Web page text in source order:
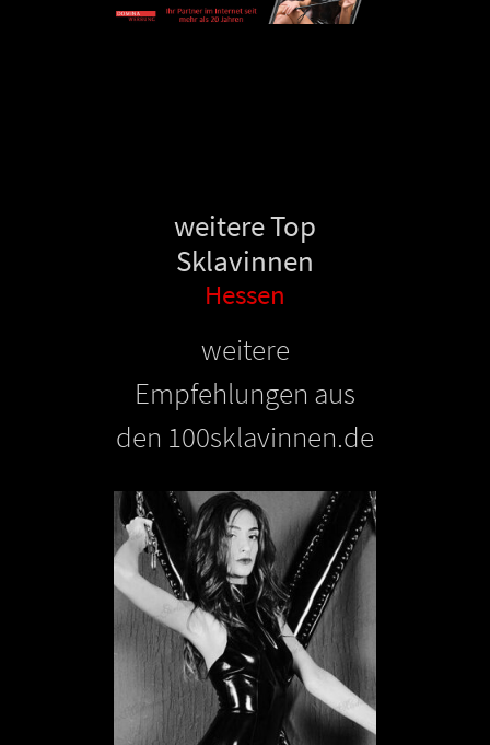
weitere Top
Sklavinnen
Hessen
weitere
Empfehlungen aus
den 100sklavinnen.de